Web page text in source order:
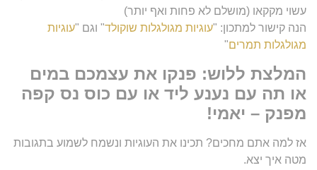
עשוי מקקאו (מושלם לא פחות ואף יותר)
הנה קישור למתכון: "עוגיות מגולגלות שוקולד" וגם "עוגיות
מגולגלות תמרים"
המלצת ללוש: פנקו את עצמכם במים
או תה עם נענע ליד או עם כוס נס קפה
מפנק – יאמי!
אז למה אתם מחכים? תכינו את העוגיות ונשמח לשמוע בתגובות
מטה איך יצא.